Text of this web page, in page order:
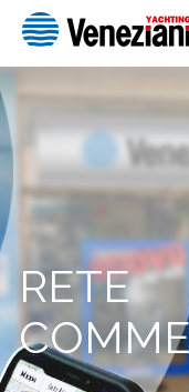
RETE